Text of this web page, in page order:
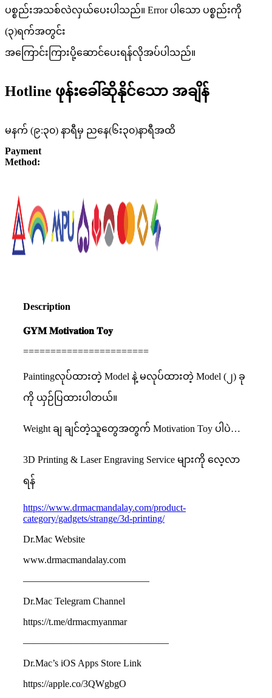
ပစ္စည်းအသစ်လဲလှယ်ပေးပါသည်။ Error ပါသော ပစ္စည်းကို
(၃)ရက်အတွင်း
အကြောင်းကြားပို့ဆောင်ပေးရန်လိုအပ်ပါသည်။
Hotline ဖုန်းခေါ်ဆိုနိုင်သော အချိန်
မနက် (၉:၃၀) နာရီမှ ညနေ(၆း၃၀)နာရီအထိ
Payment
Method:
Description
𝐆𝐘𝐌 𝐌𝐨𝐭𝐢𝐯𝐚𝐭𝐢𝐨𝐧 𝐓𝐨𝐲
=======================
Paintingလုပ်ထားတဲ့ Model နဲ့ မလုပ်ထားတဲ့ Model (၂) ခု
ကို ယှဉ်ပြထားပါတယ်။
Weight ချ ချင်တဲ့သူတွေအတွက် Motivation Toy ပါပဲ…
3D Printing & Laser Engraving Service များကို လေ့လာ
ရန်
https://www.drmacmandalay.com/product-
category/gadgets/strange/3d-printing/
Dr.Mac Website
www.drmacmandalay.com
—————————————
Dr.Mac Telegram Channel
https://t.me/drmacmyanmar
———————————————
Dr.Mac’s iOS Apps Store Link
https://apple.co/3QWgbgO